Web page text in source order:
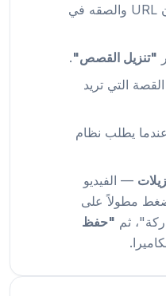
متصفحًا آخر، فانسخ عنوان URL والصقه في
"تنزيل القصص".
التي تريد
يطلب نظام
— الفيديو
مطولاً على
ثم "حفظ